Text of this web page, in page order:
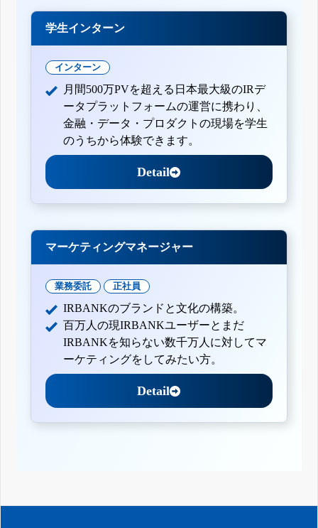
学生インターン
インターン
月間500万PVを超える日本最大級のIRデ
ータプラットフォームの運営に携わり、
金融・データ・プロダクトの現場を学生
のうちから体験できます。
Detail
マーケティングマネージャー
業務委託 正社員
IRBANKのブランドと文化の構築。
百万人の現IRBANKユーザーとまだ
IRBANKを知らない数千万人に対してマ
ーケティングをしてみたい方。
Detail